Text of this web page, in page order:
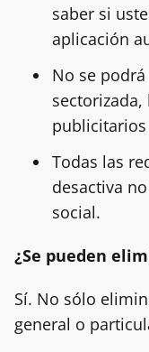
saber si
aplicación
No se
Todas las
desactiva
social.
¿Se pueden
Sí. No sólo
general o